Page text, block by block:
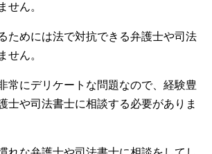
せん。
ためには法で対抗できる弁護士や司法
せん。
常にデリケートな問題なので、経験豊
士や司法書士に相談する必要がありま